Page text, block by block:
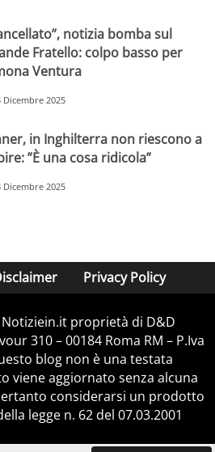
notizia bomba sul
Fratello: colpo basso per
Ventura
Dicembre 2025
in Inghilterra non riescono a
”È una cosa ridicola”
Dicembre 2025
Privacy Policy
proprietà di D&D
310 – 00184 Roma RM – P.Iva
blog non è una testata
viene aggiornato senza alcuna
considerarsi un prodotto
legge n. 62 del 07.03.2001